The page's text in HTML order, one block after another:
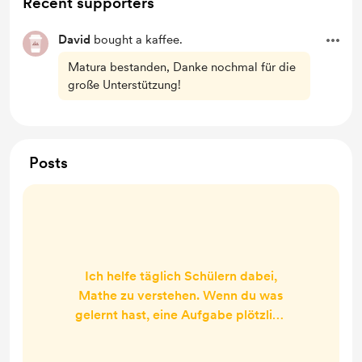
David bought a kaffee.
Matura bestanden, Danke nochmal für die
große Unterstützung!
Posts
Ich helfe täglich Schülern dabei,
Mathe zu verstehen. Wenn du was
gelernt hast, eine Aufgabe plötzlich